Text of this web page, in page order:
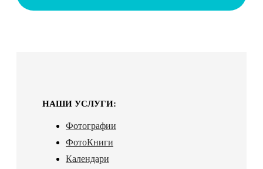
НАШИ УСЛУГИ:
Фотографии
ФотоКниги
Календари